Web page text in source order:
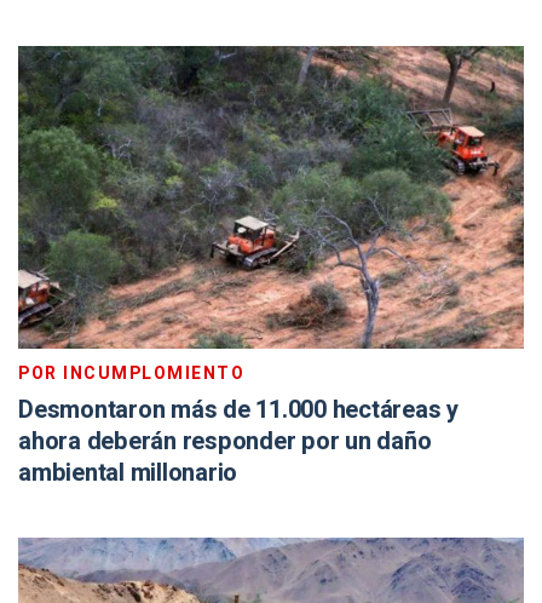
POR INCUMPLOMIENTO
Desmontaron más de 11.000 hectáreas y
ahora deberán responder por un daño
ambiental millonario